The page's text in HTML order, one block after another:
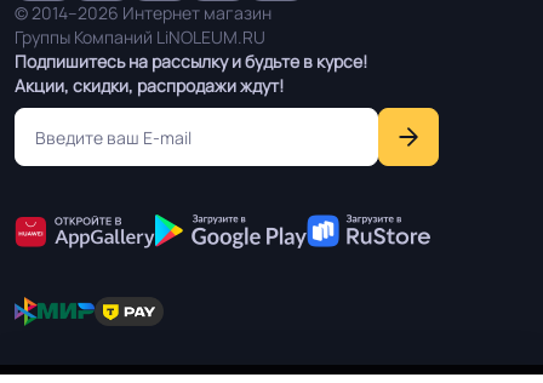
Подпишитесь на рассылку и будьте в курсе!
Акции, скидки, распродажи ждут!
© 2014–2026 Интернет магазин
Группы Компаний LiNOLEUM.RU